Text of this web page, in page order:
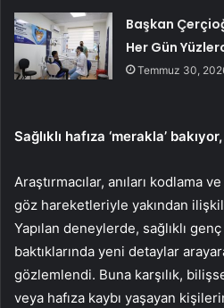
Başkan
Her Gün
Temmuz 30,
Sağlıklı hafıza ‘merakla’
Araştırmacılar, anıları kodlama
göz hareketleriyle yakından
Yapılan deneylerde, sağlıklı
baktıklarında yeni detaylar
gözlemlendi. Buna karşılık,
veya hafıza kaybı yaşayan